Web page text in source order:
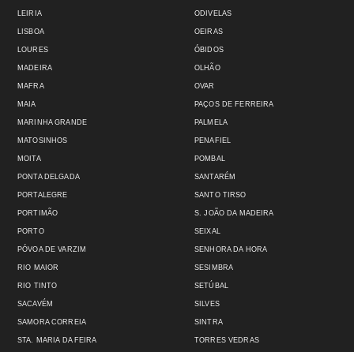
LEIRIA
LISBOA
LOURES
MADEIRA
MAFRA
MAIA
MARINHA GRANDE
MATOSINHOS
MOITA
ODIVELAS
OEIRAS
ÓBIDOS
OLHÃO
OVAR
PAÇOS DE FERREIRA
PALMELA
PENAFIEL
POMBAL
PONTA DELGADA
PORTALEGRE
PORTIMÃO
PORTO
PÓVOA DE VARZIM
RIO MAIOR
RIO TINTO
SACAVÉM
SAMORA CORREIA
STA. MARIA DA FEIRA
SANTARÉM
SANTO TIRSO
S. JOÃO DA MADEIRA
SEIXAL
SENHORA DA HORA
SESIMBRA
SETÚBAL
SILVES
SINTRA
TORRES VEDRAS